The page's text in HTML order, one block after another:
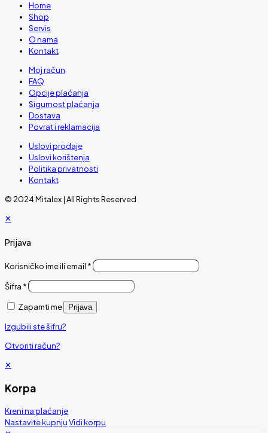
Home
Shop
Servis
O nama
Kontakt
Moj račun
FAQ
Opcije plaćanja
Sigurnost plaćanja
Dostava
Povrat i reklamacija
Uslovi prodaje
Uslovi korištenja
Politika privatnosti
Kontakt
© 2024 Mitalex | All Rights Reserved
✕
Prijava
Korisničko ime ili email *
Šifra *
Zapamti me Prijava
Izgubili ste šifru?
Otvoriti račun?
✕
Korpa
Kreni na plaćanje
Nastavite kupnjuVidi korpu